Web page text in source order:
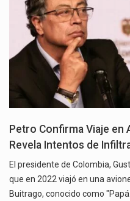
Petro Confirma Viaje en
Revela Intentos de
El presidente de Colombia,
que en 2022 viajó en una
Buitrago, conocido como